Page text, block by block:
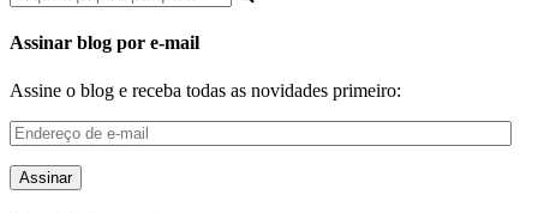
Assinar blog por e-mail
Assine o blog e receba todas as novidades primeiro:
Endereço
de
e-
mail